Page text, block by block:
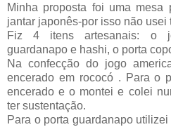
Minha proposta foi uma mesa
jantar japonês-por isso não usei
Fiz 4 itens artesanais: o
guardanapo e hashi, o porta
Na confecção do jogo
encerado em rococó . Para o
encerado e o montei e colei
ter sustentação.
Para o porta guardanapo